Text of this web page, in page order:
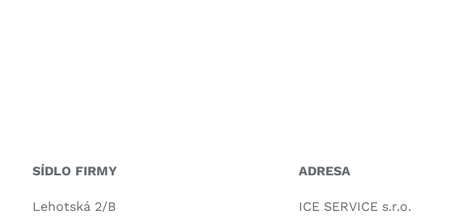
SÍDLO FIRMY
Lehotská 2/B
ADRESA
ICE SERVICE s.r.o.